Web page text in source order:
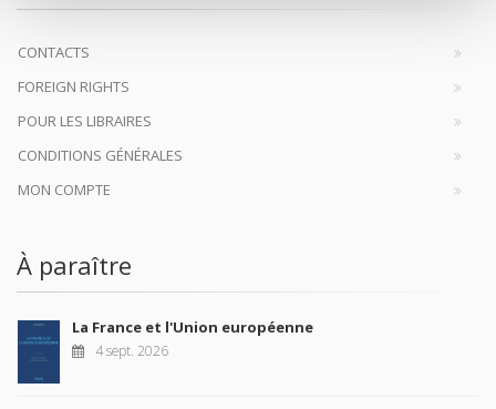
CONTACTS
FOREIGN RIGHTS
POUR LES LIBRAIRES
CONDITIONS GÉNÉRALES
MON COMPTE
À paraître
La France et l'Union européenne
4 sept. 2026